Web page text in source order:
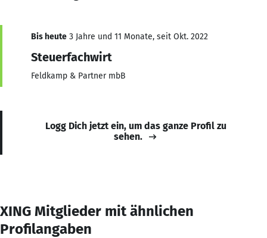
Bis heute 3 Jahre und 11 Monate, seit Okt. 2022
Steuerfachwirt
Feldkamp & Partner mbB
Logg Dich jetzt ein, um das ganze Profil zu
sehen.
XING Mitglieder mit ähnlichen
Profilangaben